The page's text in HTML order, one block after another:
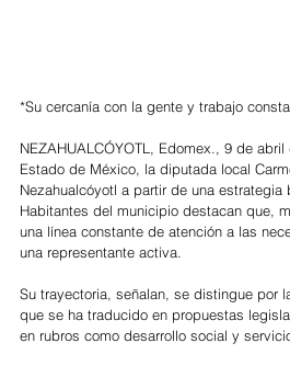
*Su cercanía con la gente y trabajo
NEZAHUALCÓYOTL, Edomex., 9 de
Estado de México, la diputada local
Nezahualcóyotl a partir de una
Habitantes del municipio destacan que,
una línea constante de atención a las
una representante activa.
Su trayectoria, señalan, se distingue por
que se ha traducido en propuestas
en rubros como desarrollo social y